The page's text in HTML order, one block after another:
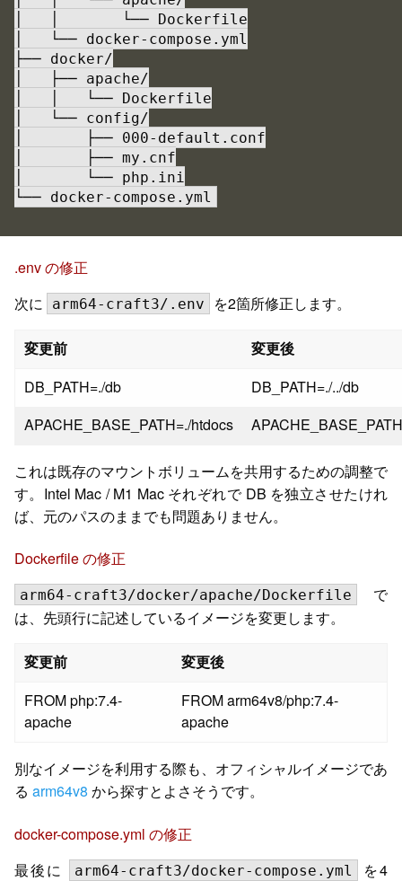
│   │       └── Dockerfile
│   └── docker-compose.yml
├── docker/
│   ├── apache/
│   │   └── Dockerfile
│   └── config/
│       ├── 000-default.conf
│       ├── my.cnf
│       └── php.ini
└── docker-compose.yml
.env の修正
次に
arm64-craft3/.env を2箇所修正します。
変更前
変更後
DB_PATH=./db
DB_PATH=./../db
APACHE_BASE_PATH=./htdocs
これは既存のマウントボリュームを共用するための調整で
す。Intel Mac / M1 Mac それぞれで DB を独立させたけれ
ば、元のパスのままでも問題ありません。
Dockerfile の修正
arm64-craft3/docker/apache/Dockerfile
で
は、先頭行に記述しているイメージを変更します。
変更前
変更後
FROM php:7.4-
apache
FROM arm64v8/php:7.4-
apache
別なイメージを利用する際も、オフィシャルイメージであ
る arm64v8 から探すとよさそうです。
docker-compose.yml の修正
最後に
arm64-craft3/docker-compose.yml
を4